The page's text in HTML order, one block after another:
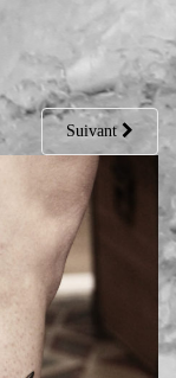
Suivant